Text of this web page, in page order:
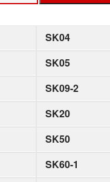
SK04
SK05
SK09-2
SK20
SK50
SK60-1